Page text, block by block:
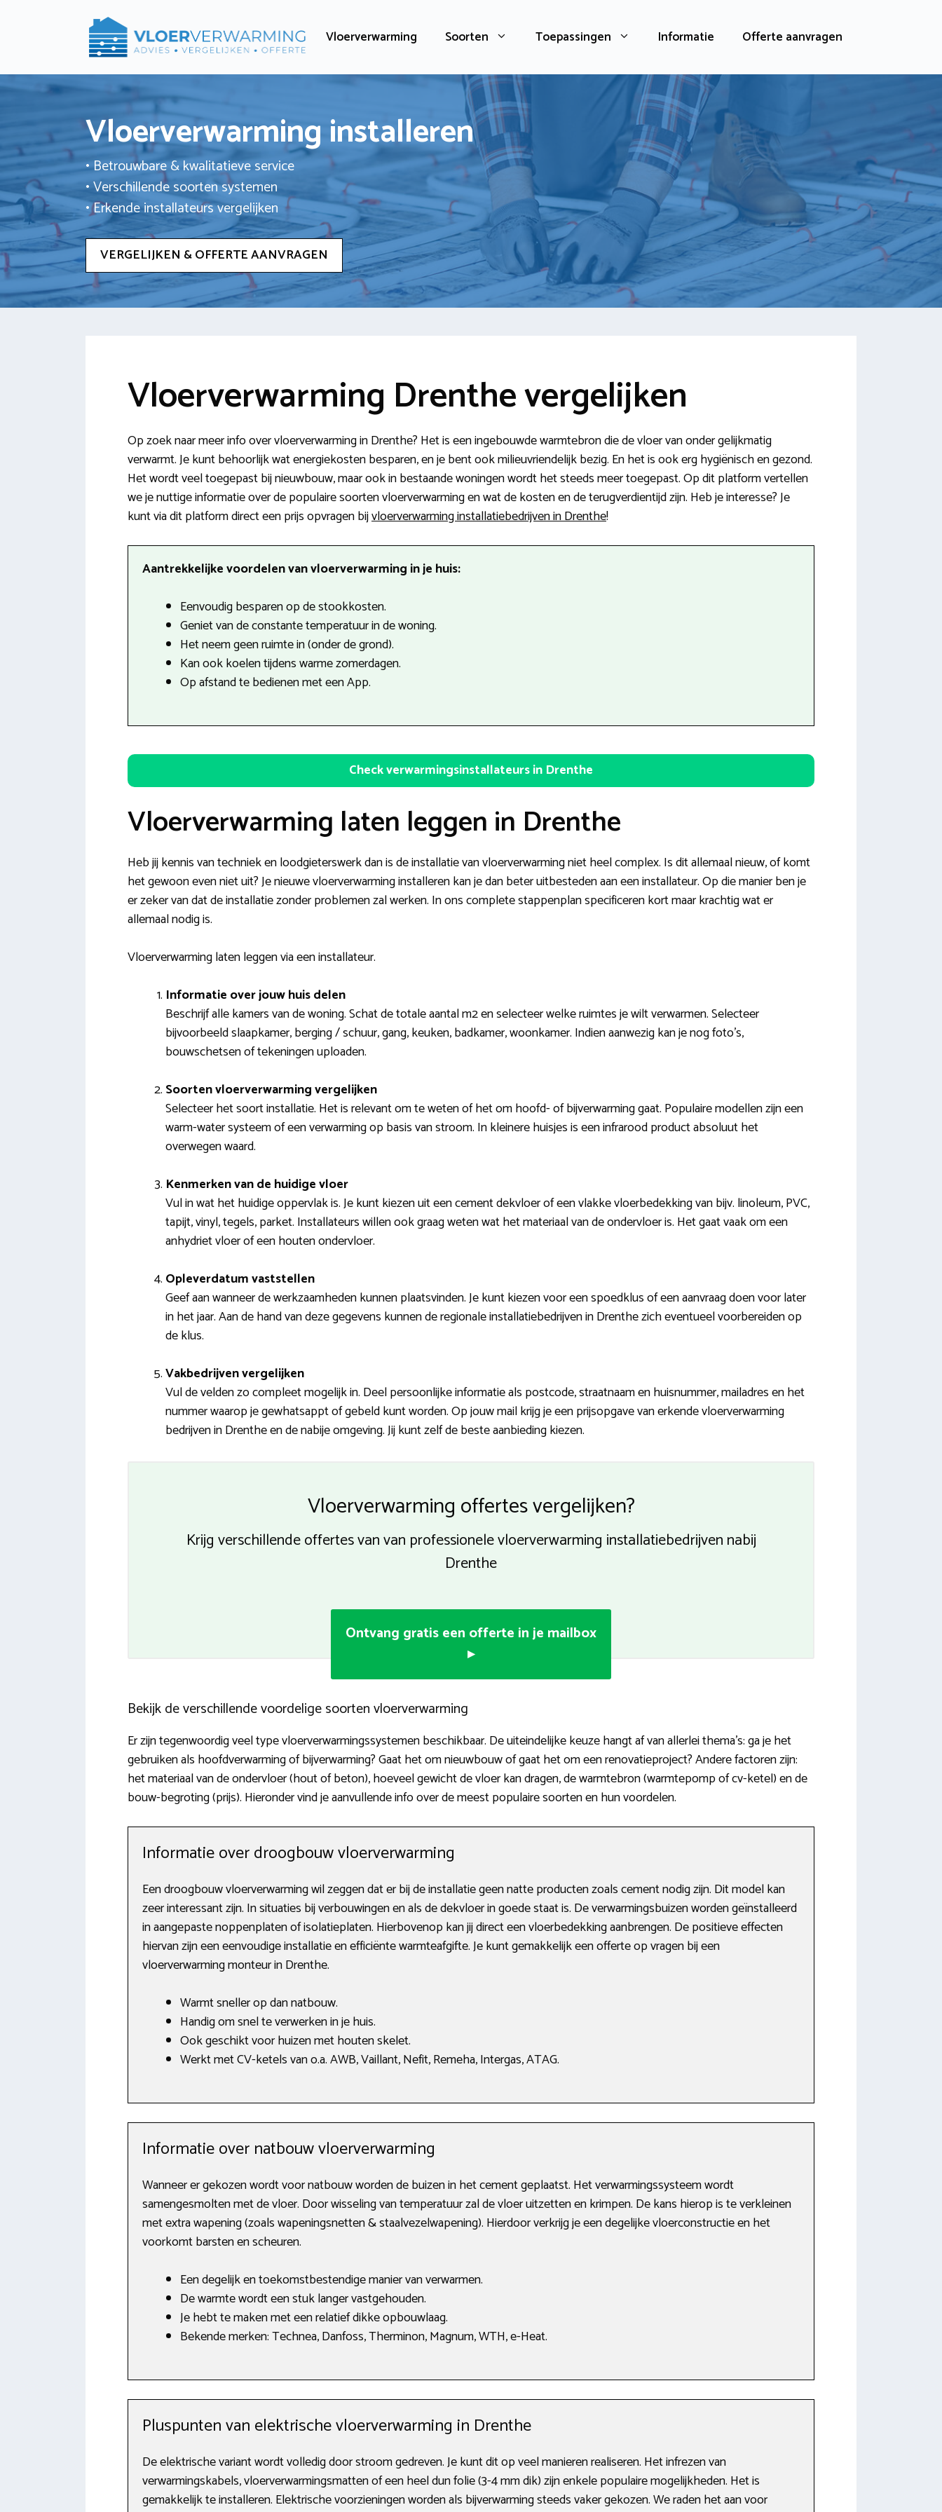
Vloerverwarming Soorten Toepassingen Informatie Offerte aanvragen
Vloerverwarming installeren
• Betrouwbare & kwalitatieve service
• Verschillende soorten systemen
• Erkende installateurs vergelijken
VERGELIJKEN & OFFERTE AANVRAGEN
Vloerverwarming Drenthe vergelijken
Op zoek naar meer info over vloerverwarming in Drenthe? Het is een ingebouwde warmtebron die de vloer van onder gelijkmatig
verwarmt. Je kunt behoorlijk wat energiekosten besparen, en je bent ook milieuvriendelijk bezig. En het is ook erg hygiënisch en gezond.
Het wordt veel toegepast bij nieuwbouw, maar ook in bestaande woningen wordt het steeds meer toegepast. Op dit platform vertellen
we je nuttige informatie over de populaire soorten vloerverwarming en wat de kosten en de terugverdientijd zijn. Heb je interesse? Je
kunt via dit platform direct een prijs opvragen bijvloerverwarming installatiebedrijven in Drenthe!
Aantrekkelijke voordelen van vloerverwarming in je huis:
Eenvoudig besparen op de stookkosten.
Geniet van de constante temperatuur in de woning.
Het neem geen ruimte in (onder de grond).
Kan ook koelen tijdens warme zomerdagen.
Op afstand te bedienen met een App.
Check verwarmingsinstallateurs in Drenthe
Vloerverwarming laten leggen in Drenthe
Heb jij kennis van techniek en loodgieterswerk dan is de installatie van vloerverwarming niet heel complex. Is dit allemaal nieuw, of komt
het gewoon even niet uit? Je nieuwe vloerverwarming installeren kan je dan beter uitbesteden aan een installateur. Op die manier ben je
er zeker van dat de installatie zonder problemen zal werken. In ons complete stappenplan specificeren kort maar krachtig wat er
allemaal nodig is.
Vloerverwarming laten leggen via een installateur.
Informatie over jouw huis delen
Beschrijf alle kamers van de woning. Schat de totale aantal m2 en selecteer welke ruimtes je wilt verwarmen. Selecteer
bijvoorbeeld slaapkamer, berging / schuur, gang, keuken, badkamer, woonkamer. Indien aanwezig kan je nog foto’s,
bouwschetsen of tekeningen uploaden.
Soorten vloerverwarming vergelijken
Selecteer het soort installatie. Het is relevant om te weten of het om hoofd- of bijverwarming gaat. Populaire modellen zijn een
warm-water systeem of een verwarming op basis van stroom. In kleinere huisjes is een infrarood product absoluut het
overwegen waard.
Kenmerken van de huidige vloer
Vul in wat het huidige oppervlak is. Je kunt kiezen uit een cement dekvloer of een vlakke vloerbedekking van bijv. linoleum, PVC,
tapijt, vinyl, tegels, parket. Installateurs willen ook graag weten wat het materiaal van de ondervloer is. Het gaat vaak om een
anhydriet vloer of een houten ondervloer.
Opleverdatum vaststellen
Geef aan wanneer de werkzaamheden kunnen plaatsvinden. Je kunt kiezen voor een spoedklus of een aanvraag doen voor later
in het jaar. Aan de hand van deze gegevens kunnen de regionale installatiebedrijven in Drenthe zich eventueel voorbereiden op
de klus.
Vakbedrijven vergelijken
Vul de velden zo compleet mogelijk in. Deel persoonlijke informatie als postcode, straatnaam en huisnummer, mailadres en het
nummer waarop je gewhatsappt of gebeld kunt worden. Op jouw mail krijg je een prijsopgave van erkende vloerverwarming
bedrijven in Drenthe en de nabije omgeving. Jij kunt zelf de beste aanbieding kiezen.
Vloerverwarming offertes vergelijken?
Krijg verschillende offertes van van professionele vloerverwarming installatiebedrijven nabij
Drenthe
Ontvang gratis een offerte in je mailbox
▸
Bekijk de verschillende voordelige soorten vloerverwarming
Er zijn tegenwoordig veel type vloerverwarmingssystemen beschikbaar. De uiteindelijke keuze hangt af van allerlei thema’s: ga je het
gebruiken als hoofdverwarming of bijverwarming? Gaat het om nieuwbouw of gaat het om een renovatieproject? Andere factoren zijn:
het materiaal van de ondervloer (hout of beton), hoeveel gewicht de vloer kan dragen, de warmtebron (warmtepomp of cv-ketel) en de
bouw-begroting (prijs). Hieronder vind je aanvullende info over de meest populaire soorten en hun voordelen.
Informatie over droogbouw vloerverwarming
Een droogbouw vloerverwarming wil zeggen dat er bij de installatie geen natte producten zoals cement nodig zijn. Dit model kan
zeer interessant zijn. In situaties bij verbouwingen en als de dekvloer in goede staat is. De verwarmingsbuizen worden geïnstalleerd
in aangepaste noppenplaten of isolatieplaten. Hierbovenop kan jij direct een vloerbedekking aanbrengen. De positieve effecten
hiervan zijn een eenvoudige installatie en efficiënte warmteafgifte. Je kunt gemakkelijk een offerte op vragen bij een
vloerverwarming monteur in Drenthe.
Warmt sneller op dan natbouw.
Handig om snel te verwerken in je huis.
Ook geschikt voor huizen met houten skelet.
Werkt met CV-ketels van o.a. AWB, Vaillant, Nefit, Remeha, Intergas, ATAG.
Informatie over natbouw vloerverwarming
Wanneer er gekozen wordt voor natbouw worden de buizen in het cement geplaatst. Het verwarmingssysteem wordt
samengesmolten met de vloer. Door wisseling van temperatuur zal de vloer uitzetten en krimpen. De kans hierop is te verkleinen
met extra wapening (zoals wapeningsnetten & staalvezelwapening). Hierdoor verkrijg je een degelijke vloerconstructie en het
voorkomt barsten en scheuren.
Een degelijk en toekomstbestendige manier van verwarmen.
De warmte wordt een stuk langer vastgehouden.
Je hebt te maken met een relatief dikke opbouwlaag.
Bekende merken: Technea, Danfoss, Therminon, Magnum, WTH, e-Heat.
Pluspunten van elektrische vloerverwarming in Drenthe
De elektrische variant wordt volledig door stroom gedreven. Je kunt dit op veel manieren realiseren. Het infrezen van
verwarmingskabels, vloerverwarmingsmatten of een heel dun folie (3-4 mm dik) zijn enkele populaire mogelijkheden. Het is
gemakkelijk te installeren. Elektrische voorzieningen worden als bijverwarming steeds vaker gekozen. We raden het aan voor